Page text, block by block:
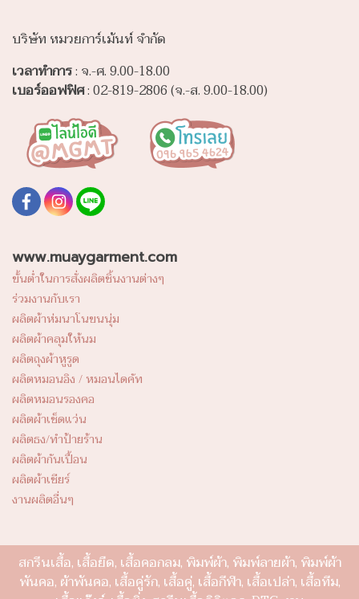
บริษัท หมวยการ์เม้นท์ จำกัด
เวลาทำการ: จ.-ศ. 9.00-18.00
เบอร์ออฟฟิศ: 02-819-2806 (จ.-ส. 9.00-18.00)
www.muaygarment.com
ขั้นต่ำในการสั่งผลิตชิ้นงานต่างๆ
ร่วมงานกับเรา
ผลิตผ้าห่มนาโนขนนุ่ม
ผลิตผ้าคลุมให้นม
ผลิตถุงผ้าหูรูด
ผลิตหมอนอิง / หมอนไดคัท
ผลิตหมอนรองคอ
ผลิตผ้าเช็ดแว่น
ผลิตธง/ทำป้ายร้าน
ผลิตผ้ากันเปื้อน
ผลิตผ้าเชียร์
งานผลิตอื่นๆ
สกรีนเสื้อ, เสื้อยืด, เสื้อคอกลม, พิมพ์ผ้า, พิมพ์ลายผ้า, พิมพ์ผ้า
พันคอ, ผ้าพันคอ, เสื้อคู่รัก, เสื้อคู่, เสื้อกีฬา, เสื้อเปล่า, เสื้อทีม,